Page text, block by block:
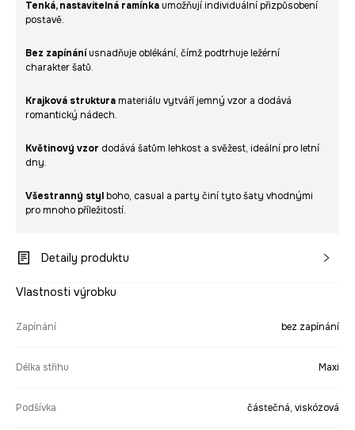
Tenká, nastavitelná ramínka umožňují individuální přizpůsobení
postavě.
Bez zapínáníusnadňuje oblékání, čímž podtrhuje ležérní
charakter šatů.
Krajková struktura materiálu vytváří jemný vzor a dodává
romantický nádech.
Květinový vzor dodává šatům lehkost a svěžest, ideální pro letní
dny.
Všestranný styl boho, casual a party činí tyto šaty vhodnými
pro mnoho příležitostí.
Detaily produktu
Vlastnosti výrobku
Zapínání bez zapínání
Délka střihu Maxi
Podšívka částečná, viskózová